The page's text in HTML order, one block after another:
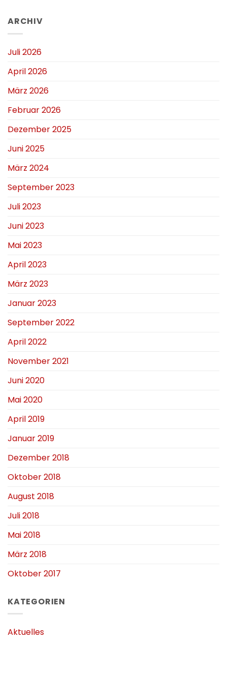
ARCHIV
Juli 2026
April 2026
März 2026
Februar 2026
Dezember 2025
Juni 2025
März 2024
September 2023
Juli 2023
Juni 2023
Mai 2023
April 2023
März 2023
Januar 2023
September 2022
April 2022
November 2021
Juni 2020
Mai 2020
April 2019
Januar 2019
Dezember 2018
Oktober 2018
August 2018
Juli 2018
Mai 2018
März 2018
Oktober 2017
KATEGORIEN
Aktuelles